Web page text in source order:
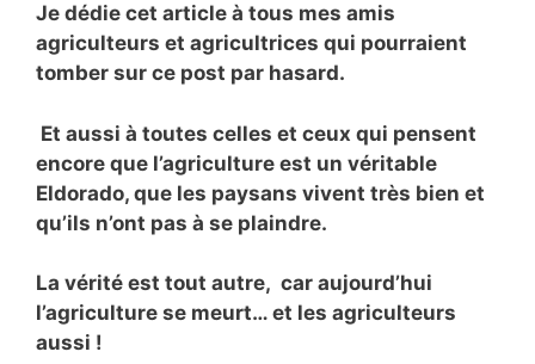
Je dédie cet article à tous mes amis
agriculteurs et agricultrices qui pourraient
tomber sur ce post par hasard.
Et aussi à toutes celles et ceux qui pensent
encore que l’agriculture est un véritable
Eldorado, que les paysans vivent très bien et
qu’ils n’ont pas à se plaindre.
La vérité est tout autre, car aujourd’hui
l’agriculture se meurt… et les agriculteurs
aussi !